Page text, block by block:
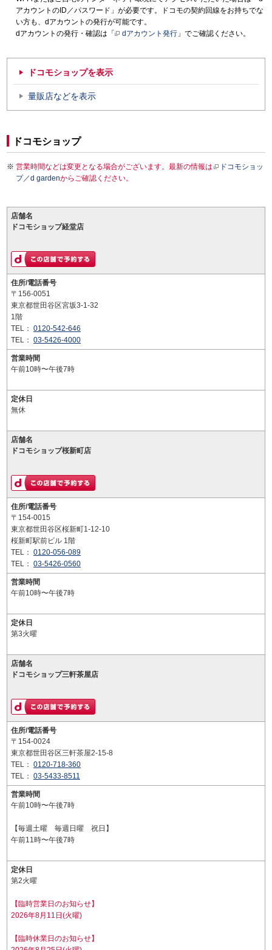
アカウントのID／パスワード」が必要です。ドコモの契約回線をお持ちでな
い方も、dアカウントの発行が可能です。
dアカウントの発行・確認は「
dアカウント発行 」でご確認ください。
ドコモショップを表示
量販店などを表示
ドコモショップ
営業時間などは変更となる場合がございます。最新の情報は
ドコモショッ
プ／d gardenからご確認ください。
店舗名
ドコモショップ経堂店
住所/電話番号
〒156-0051
東京都世田谷区宮坂3-1-32
1階
TEL： 0120-542-646
TEL： 03-5426-4000
営業時間
午前10時〜午後7時
定休日
無休
店舗名
ドコモショップ桜新町店
住所/電話番号
〒154-0015
東京都世田谷区桜新町1-12-10
桜新町駅前ビル 1階
TEL： 0120-056-089
TEL： 03-5426-0560
営業時間
午前10時〜午後7時
定休日
第3火曜
店舗名
ドコモショップ三軒茶屋店
住所/電話番号
〒154-0024
東京都世田谷区三軒茶屋2-15-8
TEL： 0120-718-360
TEL： 03-5433-8511
営業時間
午前10時〜午後7時
【毎週土曜 毎週日曜 祝日】
午前11時〜午後7時
定休日
第2火曜
【臨時営業日のお知らせ】
2026年8月11日(火曜)
【臨時休業日のお知らせ】